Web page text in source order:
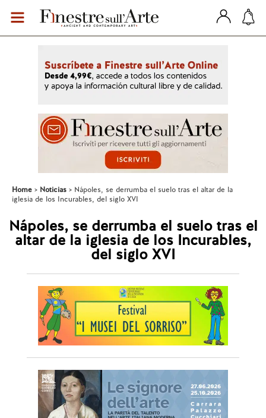
Home Noticias
Nápoles, se derrumba el suelo tras el altar de la
iglesia de los Incurables, del siglo XVI
Nápoles, se derrumba el suelo tras el
altar de la iglesia de los Incurables,
del siglo XVI